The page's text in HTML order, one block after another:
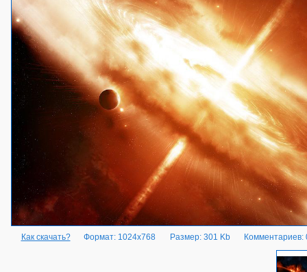
Как скачать? Формат: 1024x768 Размер: 301 Kb Комментариев: